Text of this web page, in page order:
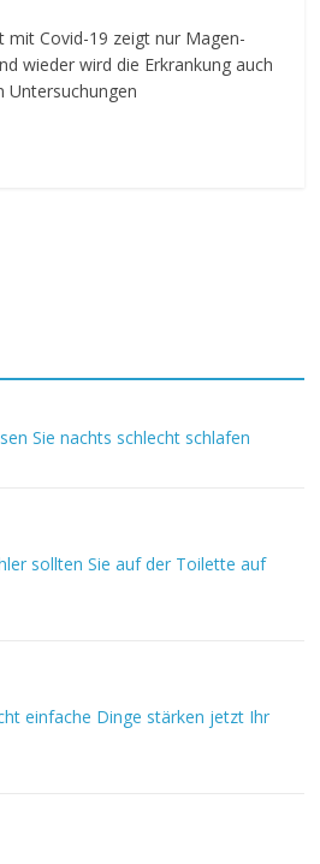
Covid-19 zeigt nur Magen-
wieder wird die Erkrankung auch
Untersuchungen
Sie nachts schlecht schlafen
sollten Sie auf der Toilette auf
einfache Dinge stärken jetzt Ihr